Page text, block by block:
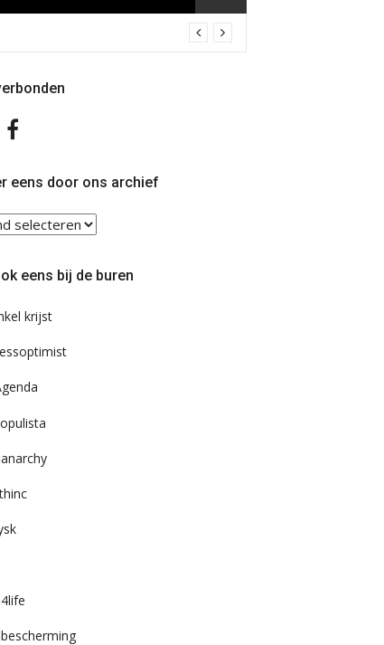
Facebook
eens door ons archief
eens bij de buren
krijst